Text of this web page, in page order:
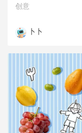
创意
卜卜